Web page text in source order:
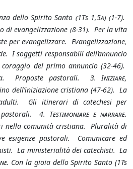
dello Spirito Santo (1Ts 1,5a) (1-7).
di evangelizzazione (8-31). Per la vita
per evangelizzare. Evangelizzazione,
I soggetti responsabili dell’annuncio
del primo annuncio (32-46).
Proposte pastorali. 3. Iniziare,
dell’iniziazione cristiana (47-62). La
Gli itinerari di catechesi per
pastorali.4. Testimoniare e narrare.
nella comunità cristiana. Pluralità di
esigenze pastorali. Comunicare ed
La ministerialità dei catechisti. La
Con la gioia dello Spirito Santo (1Ts